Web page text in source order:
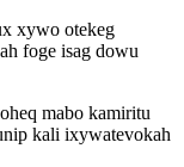
xywo otekeg
foge isag dowu
mabo kamiritu
kali ixywatevokah